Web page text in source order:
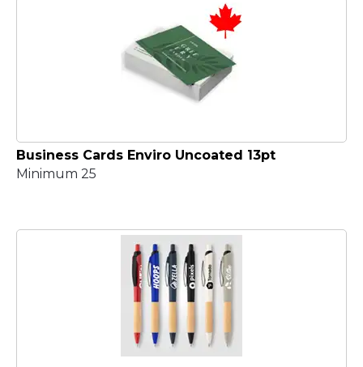
Business Cards Enviro Uncoated 13pt
Minimum 25